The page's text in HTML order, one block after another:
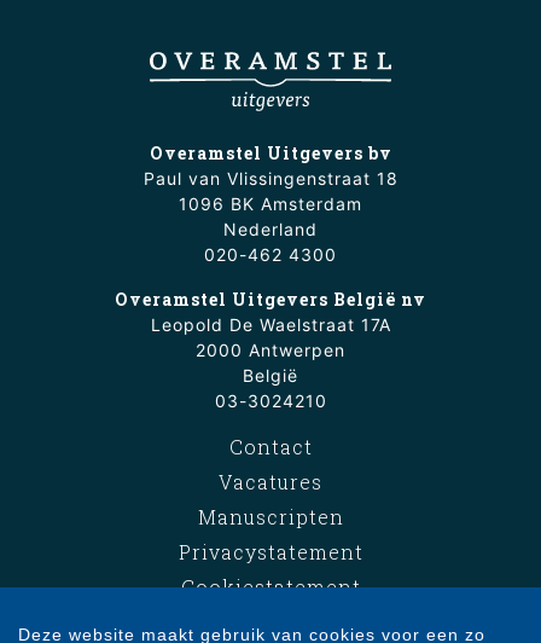
Overamstel Uitgevers bv
Paul van Vlissingenstraat 18
1096 BK Amsterdam
Nederland
020-462 4300
Overamstel Uitgevers België nv
Leopold De Waelstraat 17A
2000 Antwerpen
België
03-3024210
Contact
Vacatures
Manuscripten
Privacystatement
Cookiestatement
Deze website maakt gebruik van cookies voor een zo